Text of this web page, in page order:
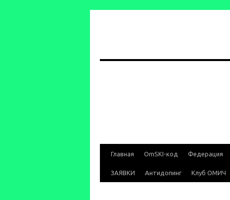
Перейти
Главная OmSKI-код Федерация
ЗАЯВКИ Антидопинг Клуб ОМИЧ